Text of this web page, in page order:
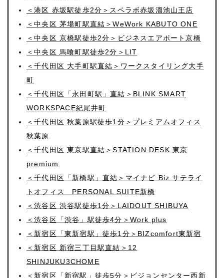
＜港区 赤坂駅徒歩2分＞スペラボ赤坂溜池山王店
＜中央区 茅場町駅直結＞WeWork KABUTO ONE
＜中央区 京橋駅徒歩2分＞ビジネスエアポート京橋
＜中央区 馬喰町駅徒歩2分＞LIT
＜千代田区 大手町駅直結＞ワークスタイリング大手
町
＜千代田区「永田町駅」直結＞BLINK SMART
WORKSPACE紀尾井町
＜千代田区 秋葉原駅徒歩1分＞プレミアムオフィス
秋葉原
＜千代田区 東京駅直結＞STATION DESK 東京
premium
＜千代田区「新橋駅」直結＞マイナビ Biz サテライ
トオフィス PERSONAL SUITE新橋
＜渋谷区 渋谷駅徒歩1分＞LAIDOUT SHIBUYA
＜渋谷区「渋谷」駅徒歩4分＞Work plus
＜新宿区「東新宿駅」徒歩1分＞BIZcomfort東新宿
＜新宿区 新宿三丁目駅直結＞12
SHINJUKU3CHOME
＜新宿区「新宿駅」徒歩5分＞ビジョンセンター西新